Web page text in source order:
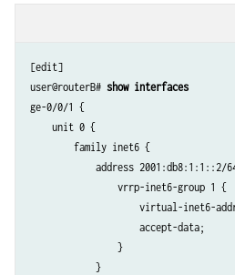
[edit]
user@routerB# show interfaces
ge-0/0/1 {
    unit 0 {
        family inet6 {
address 2001:db8:1:1::2/
                vrrp-inet6-group 1 {
virtual-inet6-
                    accept-data;
                }
            }